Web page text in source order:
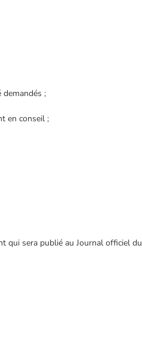
demandés ;
en conseil ;
qui sera publié au Journal officiel du